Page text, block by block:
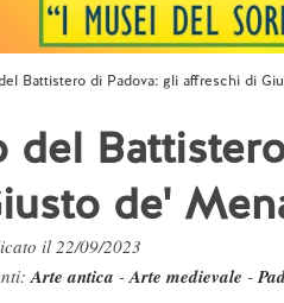
Battistero di Padova: gli affreschi di
del
de'
il 22/09/2023
Arte antica -Arte medievale -